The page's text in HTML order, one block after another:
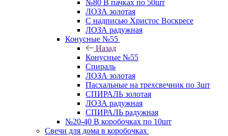
№80 В пачках по 50шт
ЛОЗА золотая
С надписью Христос Воскресе
ЛОЗА радужная
Конусные №55
Назад
Конусные №55
Спираль
ЛОЗА золотая
Пасхальные на трехсвечник по 3шт
СПИРАЛЬ золотая
ЛОЗА радужная
СПИРАЛЬ радужная
№20-40 В коробочках по 10шт
Свечи для дома в коробочках